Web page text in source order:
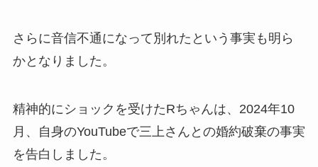
さらに音信不通になって別れたという事実も明ら
かとなりました。
精神的にショックを受けたRちゃんは、2024年10
月、自身のYouTubeで三上さんとの婚約破棄の事実
を告白しました。